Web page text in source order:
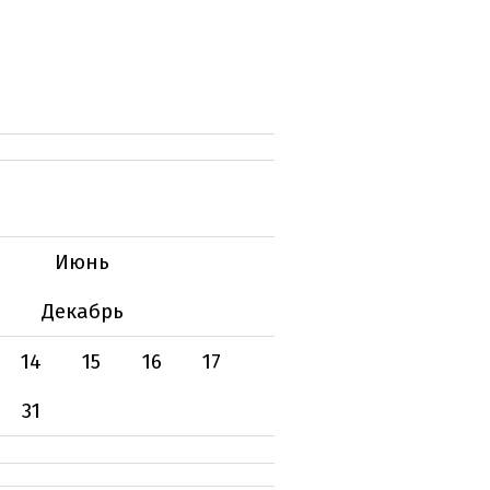
Июнь
Декабрь
14
15 16
17
31